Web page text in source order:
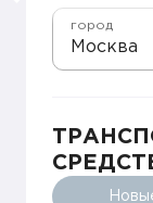
Москва
город